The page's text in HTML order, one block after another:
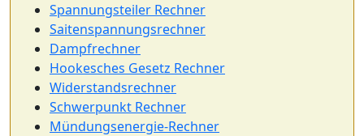
Spannungsteiler Rechner
Saitenspannungsrechner
Dampfrechner
Hookesches Gesetz Rechner
Widerstandsrechner
Schwerpunkt Rechner
Mündungsenergie-Rechner